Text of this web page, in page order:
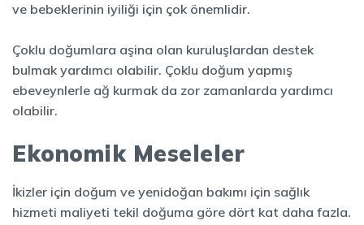
ve bebeklerinin iyiliği için çok önemlidir.
Çoklu doğumlara aşina olan kuruluşlardan destek
bulmak yardımcı olabilir. Çoklu doğum yapmış
ebeveynlerle ağ kurmak da zor zamanlarda yardımcı
olabilir.
Ekonomik Meseleler
İkizler için doğum ve yenidoğan bakımı için sağlık
hizmeti maliyeti tekil doğuma göre dört kat daha fazla.